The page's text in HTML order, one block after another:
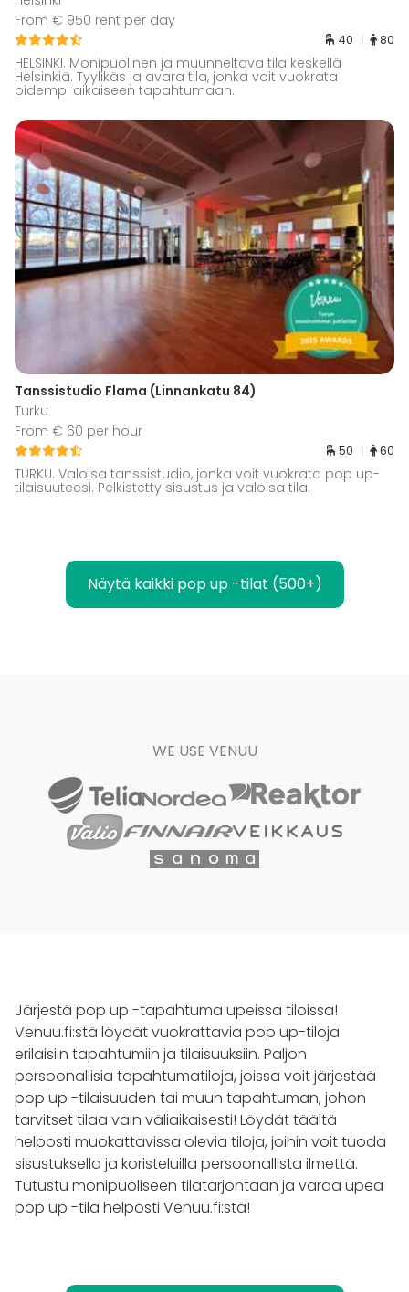
From € 950 rent per day
40 80
HELSINKI. Monipuolinen ja muunneltava tila keskellä
Helsinkiä. Tyylikäs ja avara tila, jonka voit vuokrata
pidempi aikaiseen tapahtumaan.
Tanssistudio Flama (Linnankatu 84)
Turku
From € 60 per hour
50 60
TURKU. Valoisa tanssistudio, jonka voit vuokrata pop up-
tilaisuuteesi. Pelkistetty sisustus ja valoisa tila.
Näytä kaikki pop up -tilat (500+)
WE USE VENUU
Järjestä pop up -tapahtuma upeissa tiloissa!
Venuu.fi:stä löydät vuokrattavia pop up-tiloja
erilaisiin tapahtumiin ja tilaisuuksiin. Paljon
persoonallisia tapahtumatiloja, joissa voit järjestää
pop up -tilaisuuden tai muun tapahtuman, johon
tarvitset tilaa vain väliaikaisesti! Löydät täältä
helposti muokattavissa olevia tiloja, joihin voit tuoda
sisustuksella ja koristeluilla persoonallista ilmettä.
Tutustu monipuoliseen tilatarjontaan ja varaa upea
pop up -tila helposti Venuu.fi:stä!